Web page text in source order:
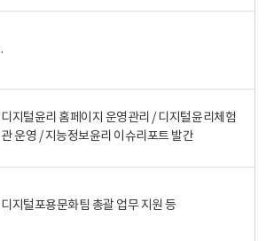
.
디지털윤리 홈페이지 운영관리 / 디지털윤리체험
관 운영 / 지능정보윤리 이슈리포트 발간
디지털포용문화팀 총괄 업무 지원 등